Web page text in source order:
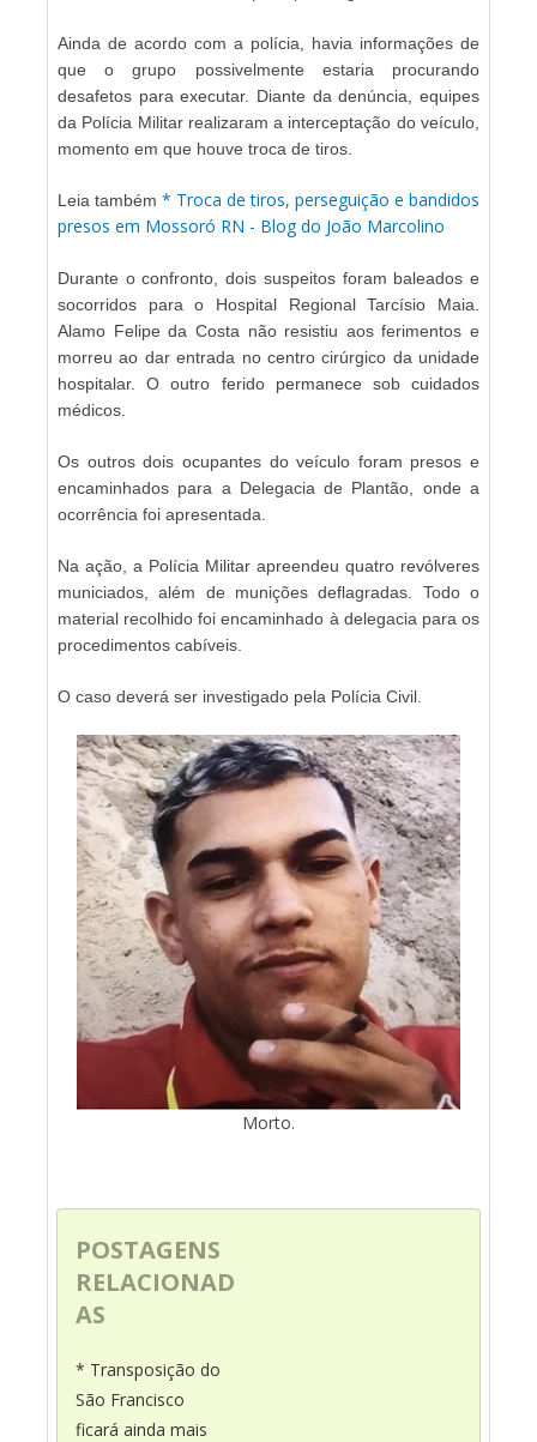
Ainda de acordo com a polícia, havia informações de
que o grupo possivelmente estaria procurando
desafetos para executar. Diante da denúncia, equipes
da Polícia Militar realizaram a interceptação do veículo,
momento em que houve troca de tiros.
Leia também * Troca de tiros, perseguição e bandidos
presos em Mossoró RN - Blog do João Marcolino
Durante o confronto, dois suspeitos foram baleados e
socorridos para o Hospital Regional Tarcísio Maia.
Alamo Felipe da Costa não resistiu aos ferimentos e
morreu ao dar entrada no centro cirúrgico da unidade
hospitalar. O outro ferido permanece sob cuidados
médicos.
Os outros dois ocupantes do veículo foram presos e
encaminhados para a Delegacia de Plantão, onde a
ocorrência foi apresentada.
Na ação, a Polícia Militar apreendeu quatro revólveres
municiados, além de munições deflagradas. Todo o
material recolhido foi encaminhado à delegacia para os
procedimentos cabíveis.
O caso deverá ser investigado pela Polícia Civil.
Morto.
POSTAGENS
RELACIONAD
AS
* Transposição do
São Francisco
ficará ainda mais